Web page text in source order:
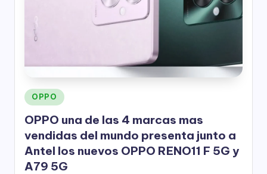
Publicado
en
OPPO
OPPO una de las 4 marcas mas
vendidas del mundo presenta junto a
Antel los nuevos OPPO RENO11 F 5G y
A79 5G